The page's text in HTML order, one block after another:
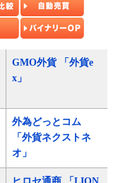
GMO外貨 「外貨e
x」
外為どっとコム
「外貨ネクストネ
オ」